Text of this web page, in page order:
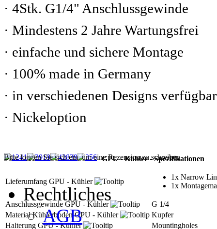
· 4Stk. G1/4" Anschlussgewinde
· Mindestens 2 Jahre Wartungsfrei
· einfache und sichere Montage
· 100% made in Germany
· in verschiedenen Designs verfügbar
· Nickeloption
GPU - Kühler - Spezifikationen
Lieferumfang GPU - Kühler
1x Narrow
1x
Anschlussgewinde GPU - Kühler
G 1/4
Material Kühlerboden GPU - Kühler
Kupfer
Halterung GPU - Kühler
Mountingholes
Bitte loggen Sie sich ein, um eine Rezension zu schreiben.
Rechtliches
AGB